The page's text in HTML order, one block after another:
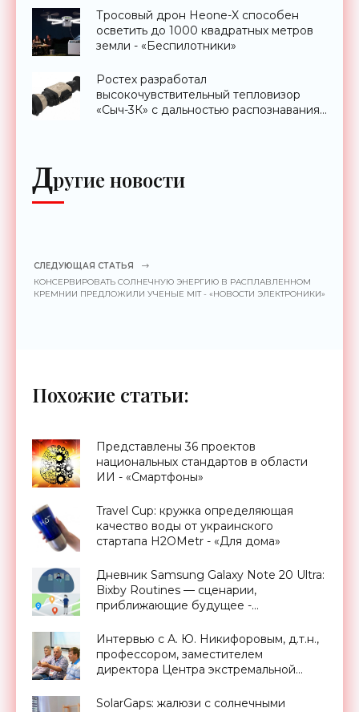
Тросовый дрон Heone-X способен
осветить до 1000 квадратных метров
земли - «Беспилотники»
Ростех разработал
высокочувствительный тепловизор
«Сыч-3К» с дальностью распознавания
Другие новости
СЛЕДУЮЩАЯ СТАТЬЯ
КОНСЕРВИРОВАТЬ СОЛНЕЧНУЮ ЭНЕРГИЮ В РАСПЛАВЛЕННОМ
КРЕМНИИ ПРЕДЛОЖИЛИ УЧЕНЫЕ MIT - «НОВОСТИ ЭЛЕКТРОНИКИ»
Похожие статьи:
Представлены 36 проектов
национальных стандартов в области
ИИ - «Смартфоны»
Travel Cup: кружка определяющая
качество воды от украинского
стартапа H2OMetr - «Для дома»
Дневник Samsung Galaxy Note 20 Ultra:
Bixby Routines — сценарии,
приближающие будущее -
Интервью с А. Ю. Никифоровым, д.т.н.,
профессором, заместителем
директора Центра экстремальной
МИФИ - «Смартфоны»
SolarGaps: жалюзи с солнечными